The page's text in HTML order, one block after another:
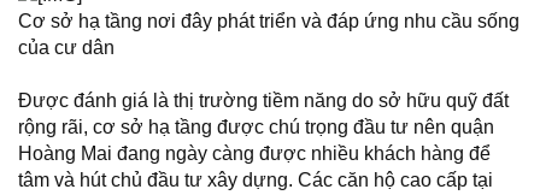
Cơ sở hạ tầng nơi đây phát triển và đáp ứng nhu cầu sống
của cư dân
Được đánh giá là thị trường tiềm năng do sở hữu quỹ đất
rộng rãi, cơ sở hạ tầng được chú trọng đầu tư nên quận
Hoàng Mai đang ngày càng được nhiều khách hàng để
tâm và hút chủ đầu tư xây dựng. Các căn hộ cao cấp tại